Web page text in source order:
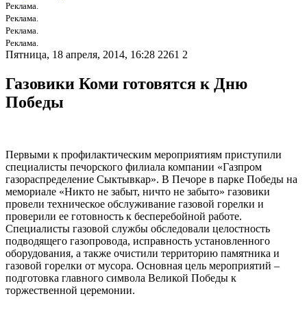
Реклама.
Реклама.
Реклама.
Реклама.
Пятница, 18 апреля, 2014, 16:28 2261 2
Газовики Коми готовятся к Дню
Победы
Первыми к профилактическим мероприятиям приступили
специалисты печорского филиала компании «Газпром
газораспределение Сыктывкар». В Печоре в парке Победы на
мемориале «Никто не забыт, ничто не забыто» газовики
провели техническое обслуживание газовой горелки и
проверили ее готовность к бесперебойной работе.
Специалисты газовой службы обследовали целостность
подводящего газопровода, исправность установленного
оборудования, а также очистили территорию памятника и
газовой горелки от мусора. Основная цель мероприятий –
подготовка главного символа Великой Победы к
торжественной церемонии.